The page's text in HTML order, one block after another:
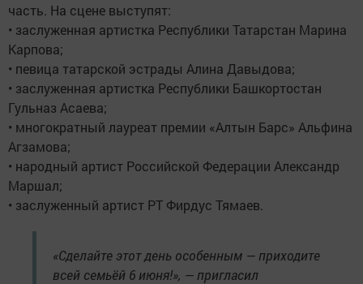
часть. На сцене выступят:
• заслуженная артистка Республики Татарстан Марина
Карпова;
• певица татарской эстрады Алина Давыдова;
• заслуженная артистка Республики Башкортостан
Гульназ Асаева;
• многократный лауреат премии «Алтын Барс» Альфина
Агзамова;
• народный артист Российской Федерации Александр
Маршал;
• заслуженный артист РТ Фирдус Тямаев.
«Сделайте этот день особенным — приходите
всей семьёй 6 июня!», — пригласил